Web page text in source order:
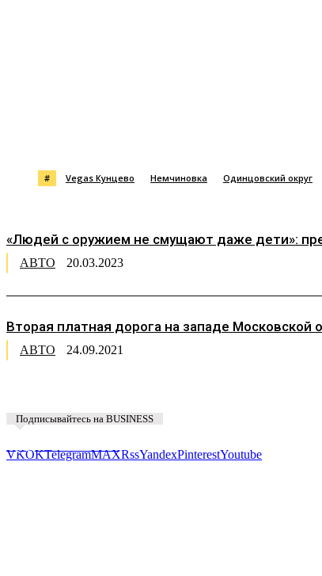
# Vegas Кунцево Немчиновка Одинцовский округ
«Людей с оружием не смущают даже дети»:
АВТО 20.03.2023
Вторая платная дорога на западе
АВТО 24.09.2021
Подписывайтесь на BUSINESS
VKOKTelegramMAXRssYandexPinterestYoutube